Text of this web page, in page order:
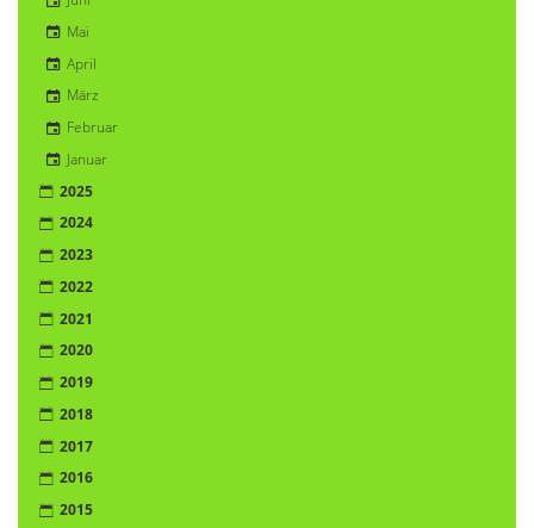
Mai
April
März
Februar
Januar
2025
2024
2023
2022
2021
2020
2019
2018
2017
2016
2015